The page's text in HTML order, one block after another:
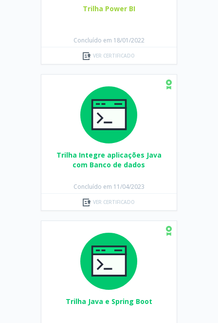
Trilha Power BI
Concluído em 18/01/2022
VER CERTIFICADO
Trilha Integre aplicações Java
com Banco de dados
Concluído em 11/04/2023
VER CERTIFICADO
Trilha Java e Spring Boot